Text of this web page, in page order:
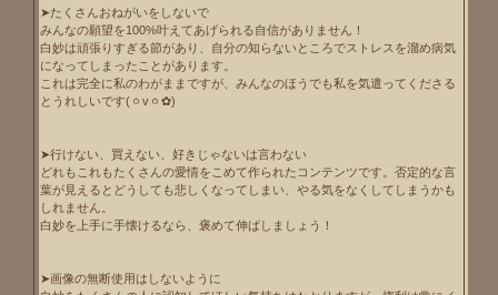
➤たくさんおねがいをしないで
みんなの願望を100%叶えてあげられる自信がありません！
白妙は頑張りすぎる節があり、自分の知らないところでストレスを溜め病気
になってしまったことがあります。
これは完全に私のわがままですが、みんなのほうでも私を気遣ってくださる
とうれしいです(ㆁvㆁ✿︎)
➤行けない、買えない、好きじゃないは言わない
どれもこれもたくさんの愛情をこめて作られたコンテンツです。否定的な言
葉が見えるとどうしても悲しくなってしまい、やる気をなくしてしまうかも
しれません。
白妙を上手に手懐けるなら、褒めて伸ばしましょう！
➤画像の無断使用はしないように